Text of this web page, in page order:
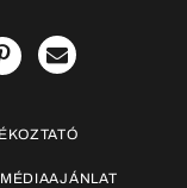
MÉDIAAJÁNLAT